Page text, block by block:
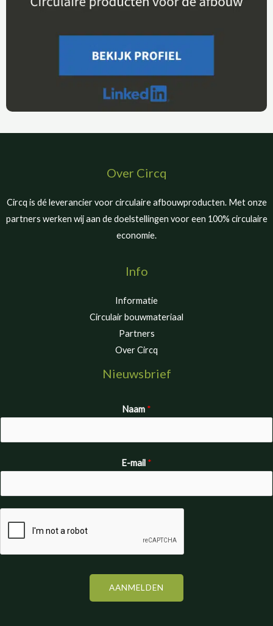
Over Circq
Circq is dé leverancier voor circulaire afbouwproducten. Met onze
partners werken wij aan de doelstellingen voor een 100% circulaire
economie.
Info
Informatie
Circulair bouwmateriaal
Partners
Over Circq
Nieuwsbrief
Naam *
E-mail *
AANMELDEN